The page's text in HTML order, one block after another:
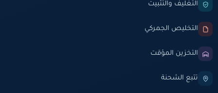
التغليف والتثبيت
التخليص الجمركي
التخزين المؤقت
تتبع الشحنة